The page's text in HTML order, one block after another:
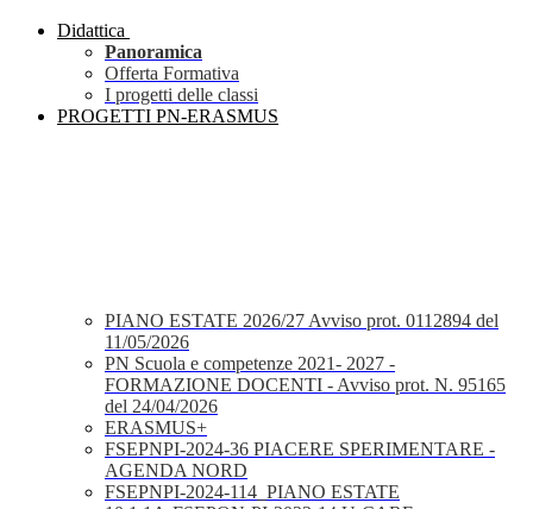
Didattica
Panoramica
Offerta Formativa
I progetti delle classi
PROGETTI PN-ERASMUS
PIANO ESTATE 2026/27 Avviso prot. 0112894 del
11/05/2026
PN Scuola e competenze 2021- 2027 -
FORMAZIONE DOCENTI - Avviso prot. N. 95165
del 24/04/2026
ERASMUS+
FSEPNPI-2024-36 PIACERE SPERIMENTARE -
AGENDA NORD
FSEPNPI-2024-114_PIANO ESTATE